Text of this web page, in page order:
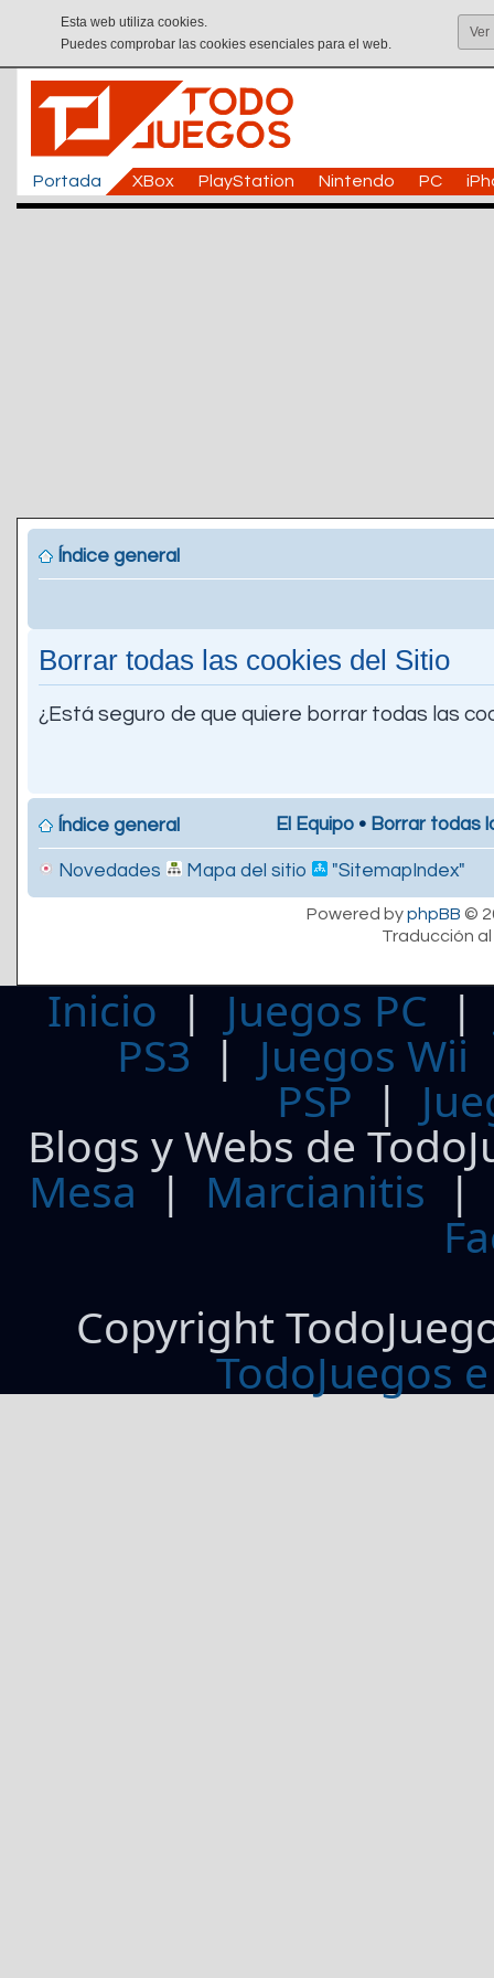
Esta web utiliza cookies.
Puedes comprobar las cookies esenciales para el web.
Ver
Portada XBox PlayStation Nintendo PC
Índice general
Borrar todas las cookies del Sitio
¿Está seguro de que quiere borrar todas las
Índice general El Equipo • Borrar todas
Novedades Mapa del sitio "SitemapIndex"
Powered byphpBB ©
Traducción
Inicio | Juegos PC
PS3| Juegos Wii
PSP |
Blogs y Webs de
Mesa | Marcianitis |
Copyright
TodoJuegos